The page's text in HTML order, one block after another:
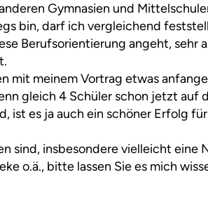
Gymnasien und
bin, darf ich vergleichend
Berufsorientierung angeht, sehr
mit meinem Vortrag etwas
gleich 4 Schüler schon jetzt auf
ist es ja auch ein schöner Erfolg
sind, insbesondere vielleicht eine
o.ä., bitte lassen Sie es mich